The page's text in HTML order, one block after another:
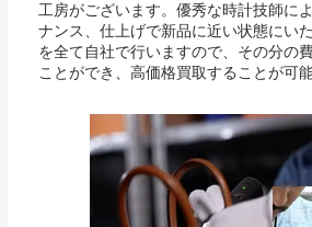
工房がございます。優秀な時計技師に
ナンス、仕上げで新品に近い状態にい
を全て自社で行いますので、その分の
ことができ、高価格買取することが可